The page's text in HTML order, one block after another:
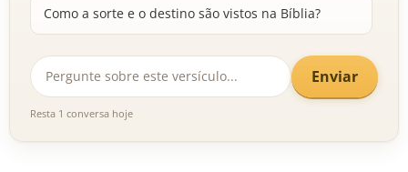
Como a sorte e o destino são vistos na Bíblia?
Enviar
Resta 1 conversa hoje